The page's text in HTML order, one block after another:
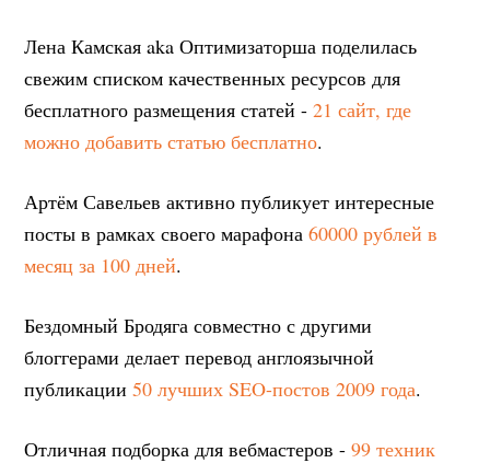
Лена Камская aka Оптимизаторша поделилась
свежим списком качественных ресурсов для
бесплатного размещения статей -21 сайт, где
можно добавить статью бесплатно.
Артём Савельев активно публикует интересные
посты в рамках своего марафона60000 рублей в
месяц за 100 дней.
Бездомный Бродяга совместно с другими
блоггерами делает перевод англоязычной
публикации50 лучших SEO-постов 2009 года.
Отличная подборка для вебмастеров -99 техник